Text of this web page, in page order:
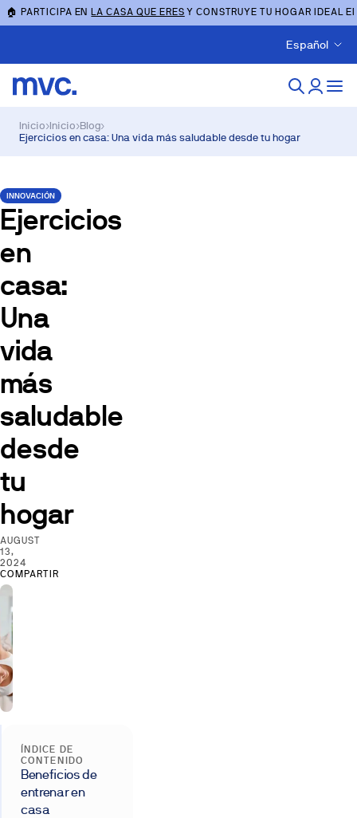
🏠 PARTICIPA ENLA CASA QUE ERES Y CONSTRUYE TU HOGAR IDEAL
Español
Inicio›Inicio›Blog›
Ejercicios en casa: Una vida más saludable desde tu hogar
INNOVACIÓN
Ejercicios
en
casa:
Una
vida
más
saludable
desde
tu
hogar
AUGUST
13,
2024
COMPARTIR
ÍNDICE DE
CONTENIDO
Beneficios de
entrenar en
casa